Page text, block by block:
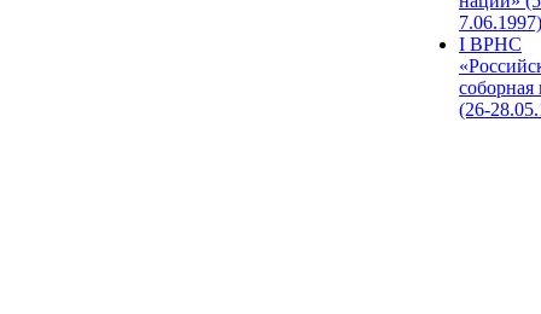
7.06.1997)
I ВРНС
(26-